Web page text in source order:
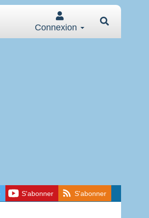
Connexion
S'abonner S'abonner